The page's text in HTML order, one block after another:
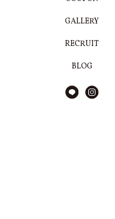
GALLERY
RECRUIT
BLOG